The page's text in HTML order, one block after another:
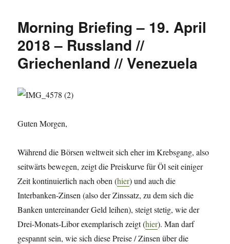
Morning Briefing – 19. April
2018 – Russland //
Griechenland // Venezuela
Guten Morgen,
Während die Börsen weltweit sich eher im Krebsgang, also
seitwärts bewegen, zeigt die Preiskurve für Öl seit einiger
Zeit kontinuierlich nach oben (hier) und auch die
Interbanken-Zinsen (also der Zinssatz, zu dem sich die
Banken untereinander Geld leihen), steigt stetig, wie der
Drei-Monats-Libor exemplarisch zeigt (hier). Man darf
gespannt sein, wie sich diese Preise / Zinsen über die